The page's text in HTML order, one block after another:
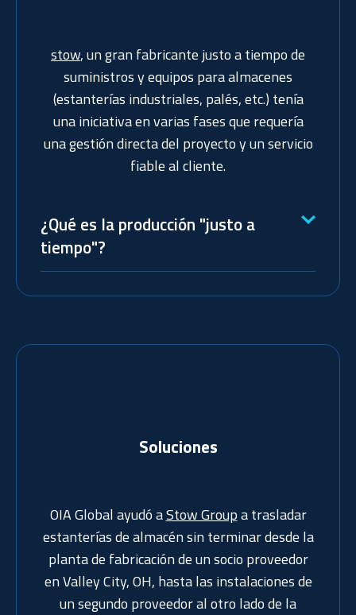
stow, un gran fabricante justo a tiempo de
suministros y equipos para almacenes
(estanterías industriales, palés, etc.) tenía
una iniciativa en varias fases que requería
una gestión directa del proyecto y un servicio
fiable al cliente.
¿Qué es la producción "justo a
tiempo"?
Soluciones
OIA Global ayudó aStow Groupa trasladar
estanterías de almacén sin terminar desde la
planta de fabricación de un socio proveedor
en Valley City, OH, hasta las instalaciones de
un segundo proveedor al otro lado de la